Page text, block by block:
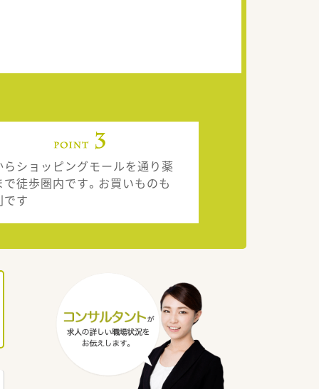
らショッピングモールを通り薬
で徒歩圏内です。お買いものも
です